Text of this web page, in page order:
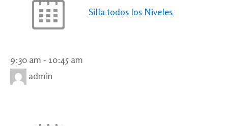
Silla todos los Niveles
9:30 am - 10:45 am
admin